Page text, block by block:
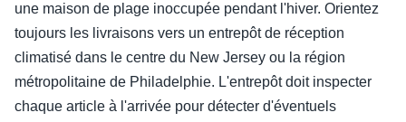
une maison de plage inoccupée pendant l'hiver. Orientez
toujours les livraisons vers un entrepôt de réception
climatisé dans le centre du New Jersey ou la région
métropolitaine de Philadelphie. L'entrepôt doit inspecter
chaque article à l'arrivée pour détecter d'éventuels